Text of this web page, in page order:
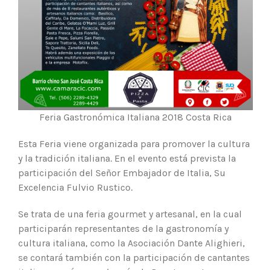
Feria Gastronómica Italiana 2018 Costa Rica
Esta Feria viene organizada para promover la cultura
y la tradición italiana. En el evento está prevista la
participación del Señor Embajador de Italia, Su
Excelencia Fulvio Rustico.
Se trata de una feria gourmet y artesanal, en la cual
participarán representantes de la gastronomía y
cultura italiana, como la Asociación Dante Alighieri,
se contará también con la participación de cantantes